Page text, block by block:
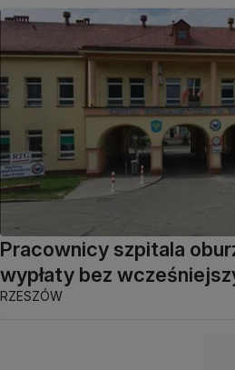
Pracownicy szpitala
wypłaty bez
RZESZÓW